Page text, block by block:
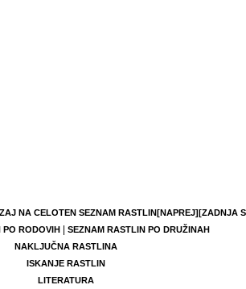
NA CELOTEN SEZNAM RASTLIN[NAPREJ][ZADNJA
PO RODOVIH|
SEZNAM RASTLIN PO DRUŽINAH
NAKLJUČNA RASTLINA
ISKANJE RASTLIN
LITERATURA